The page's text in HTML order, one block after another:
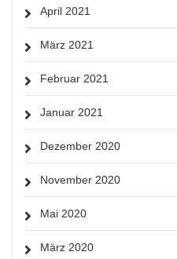
April 2021
März 2021
Februar 2021
Januar 2021
Dezember 2020
November 2020
Mai 2020
März 2020